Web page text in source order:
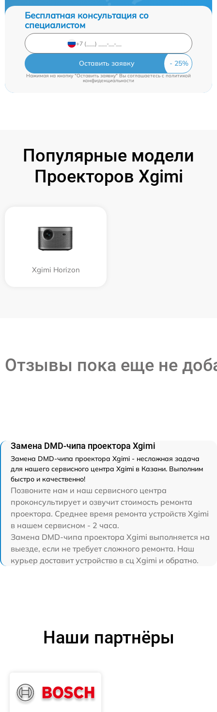
Бесплатная консультация со
специалистом
Оставить заявку
Нажимая на кнопку "Оставить заявку" Вы соглашаетесь c политикой
конфиденциальности
Популярные модели
Проекторов Xgimi
Xgimi Horizon
Отзывы пока еще не
Замена DMD-чипа проектора Xgimi
Замена DMD-чипа проектора Xgimi - несложная задача
для нашего сервисного центра Xgimi в Казани. Выполним
быстро и качественно!
Позвоните нам и наш сервисного центра
проконсультирует и озвучит стоимость ремонта
проектора. Среднее время ремонта устройств Xgimi
в нашем сервисном - 2 часа.
Замена DMD-чипа проектора Xgimi выполняется на
выезде, если не требует сложного ремонта. Наш
курьер доставит устройство в сц Xgimi и обратно.
Наши партнёры